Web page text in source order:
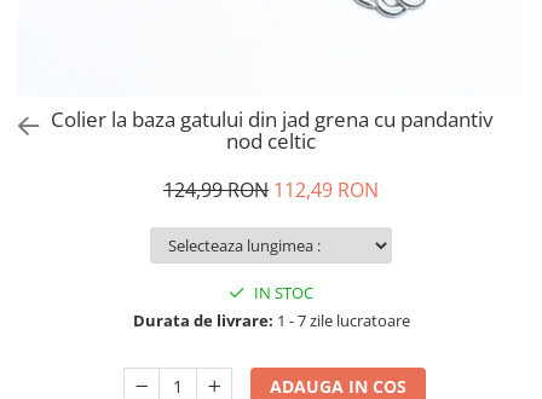
Colier la baza gatului din jad grena cu pandantiv
nod celtic
124,99 RON 112,49 RON
IN STOC
Durata de livrare: 1 - 7 zile lucratoare
ADAUGA IN COS